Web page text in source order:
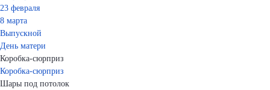
23 февраля
8 марта
Выпускной
День матери
Коробка-сюрприз
Коробка-сюрприз
Шары под потолок